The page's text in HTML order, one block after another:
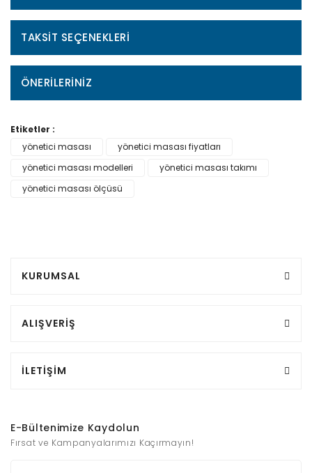
TAKSIT SEÇENEKLERI
ÖNERILERINIZ
Etiketler :
yönetici masası
yönetici masası fiyatları
yönetici masası modelleri
yönetici masası takımı
yönetici masası ölçüsü
KURUMSAL
ALIŞVERİŞ
İLETİŞİM
E-Bültenimize Kaydolun
Fırsat ve Kampanyalarımızı Kaçırmayın!